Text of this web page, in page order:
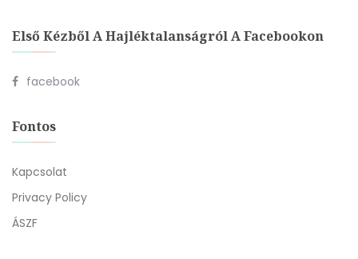
Első Kézből A Hajléktalanságról A Facebookon
facebook
Fontos
Kapcsolat
Privacy Policy
ÁSZF